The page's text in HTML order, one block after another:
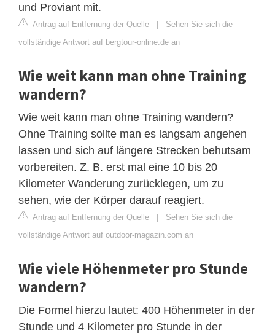
und Proviant mit.
Antrag auf Entfernung der Quelle | Sehen Sie sich die
vollständige Antwort auf bergtour-online.de an
Wie weit kann man ohne Training
wandern?
Wie weit kann man ohne Training wandern?
Ohne Training sollte man es langsam angehen
lassen und sich auf längere Strecken behutsam
vorbereiten. Z. B. erst mal eine 10 bis 20
Kilometer Wanderung zurücklegen, um zu
sehen, wie der Körper darauf reagiert.
Antrag auf Entfernung der Quelle | Sehen Sie sich die
vollständige Antwort auf outdoor-magazin.com an
Wie viele Höhenmeter pro Stunde
wandern?
Die Formel hierzu lautet: 400 Höhenmeter in der
Stunde und 4 Kilometer pro Stunde in der